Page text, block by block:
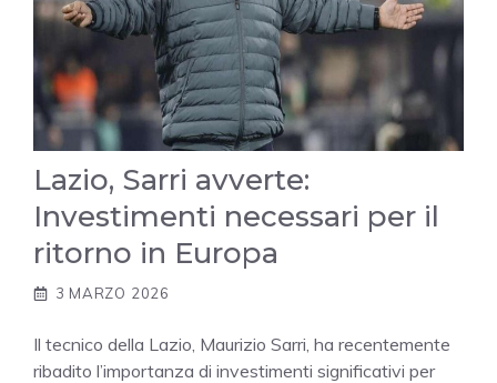
Lazio, Sarri avverte:
Investimenti necessari per il
ritorno in Europa
3 MARZO 2026
Il tecnico della Lazio, Maurizio Sarri, ha recentemente
ribadito l’importanza di investimenti significativi per